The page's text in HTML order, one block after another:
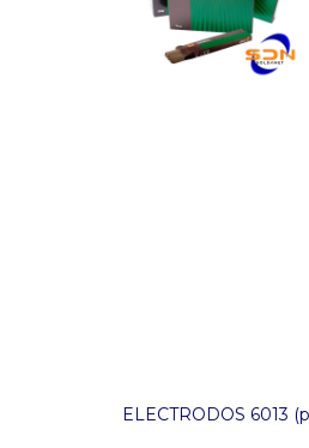
ELECTRODOS 6013